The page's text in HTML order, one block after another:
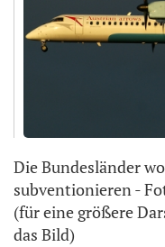
Die Bundesländer
subventionieren -
(für eine größere
das Bild)